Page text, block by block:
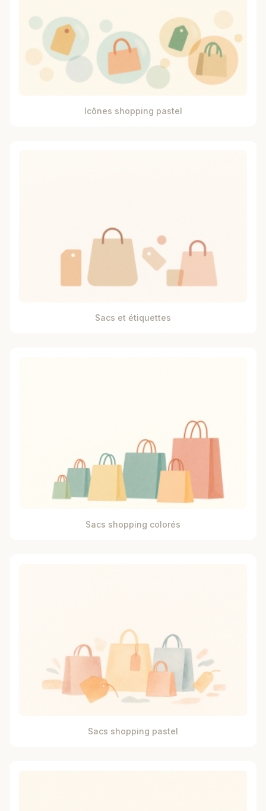
Icônes shopping pastel
Sacs et étiquettes
Sacs shopping colorés
Sacs shopping pastel